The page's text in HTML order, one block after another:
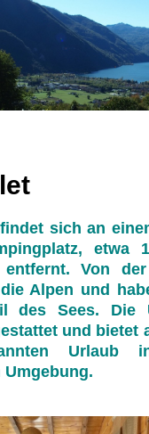
sich an
etwa
entfernt. Von
Alpen und
des Sees. Die
und bietet
Urlaub
Umgebung.